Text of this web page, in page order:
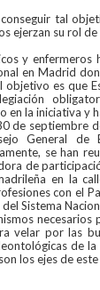
tal
ejerzan su rol
y enfermeros
en Madrid
objetivo es que
en la iniciativa y
de septiembre
General de
se han
de
en la
con el
Sistema
velar por las
de
los ejes de